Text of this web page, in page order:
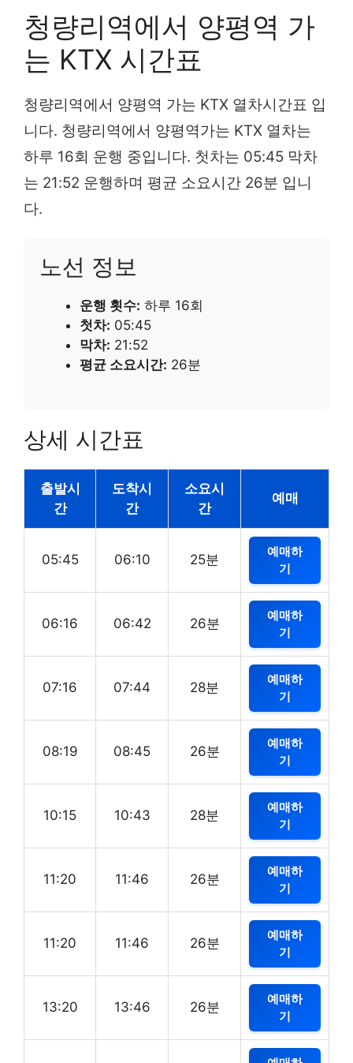
청량리역에서 양평역 가
는 KTX 시간표
청량리역에서 양평역 가는 KTX 열차시간표 입
니다. 청량리역에서 양평역가는 KTX 열차는
하루 16회 운행 중입니다. 첫차는 05:45 막차
는 21:52 운행하며 평균 소요시간 26분 입니
다.
노선 정보
운행 횟수: 하루 16회
첫차: 05:45
막차: 21:52
평균 소요시간: 26분
상세 시간표
출발시
간
도착시
간
소요시
간
예매
05:45 06:10 25분
예매하
기
06:16 06:42 26분
예매하
기
07:16 07:44 28분
예매하
기
08:19 08:45 26분
예매하
기
10:15 10:43 28분
예매하
기
11:20 11:46 26분
예매하
기
11:20 11:46 26분
예매하
기
13:20 13:46 26분
예매하
기